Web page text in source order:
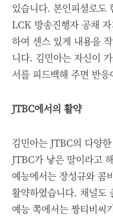
있습니다. 본인피셜로도
LCK 방송진행자 공채
하여 센스 있게 내용을
니다. 김민아는 자신이
서를 피드백해 주면 반
JTBC에서의 활약
김민아는 JTBC의 다양
JTBC가 낳은 딸이라고
예능에서는 장성규와 콤
활약하였습니다. 채널도
예능 쪽에서는 짱티비씨